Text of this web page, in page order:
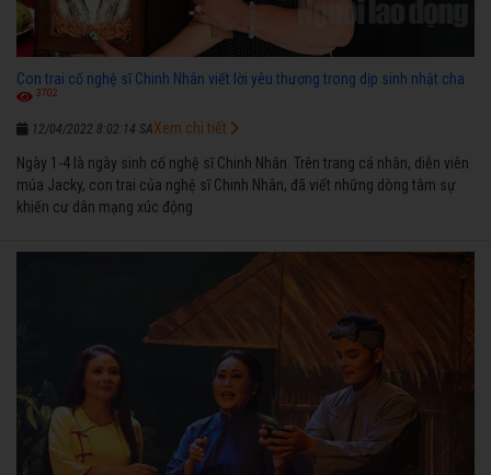
Con trai cố nghệ sĩ Chinh Nhân viết lời yêu thương trong dịp sinh nhật cha
3702
12/04/2022 8:02:14 SA
Ngày 1-4 là ngày sinh cố nghệ sĩ Chinh Nhân. Trên trang cá nhân, diễn viên
múa Jacky, con trai của nghệ sĩ Chinh Nhân, đã viết những dòng tâm sự
khiến cư dân mạng xúc động
Xem chi tiết